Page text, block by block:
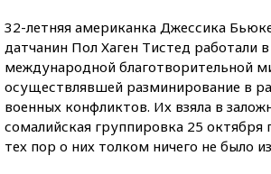
32-летняя американка Джессика
датчанин Пол Хаген Тистед работали
международной благотворительной
осуществлявшей разминирование в
военных конфликтов. Их взяла в
сомалийская группировка 25 октября
тех пор о них толком ничего не было